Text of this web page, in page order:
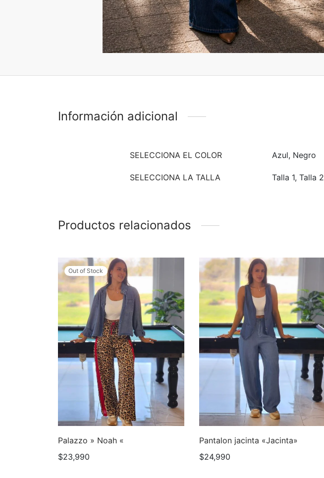
Información adicional
SELECCIONA EL COLOR Azul, Negro
SELECCIONA LA TALLA Talla 1, Talla 2
Productos relacionados
Out of Stock
Palazzo » Noah «
$23,990
Pantalon jacinta «Jacinta»
$24,990